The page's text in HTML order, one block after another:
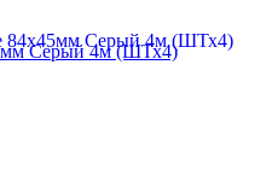
Серый 4м (ШТх4)